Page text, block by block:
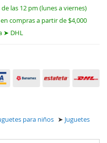
las 12 pm (lunes a viernes)
compras a partir de $4,000
➤ DHL
para niños ➤ Juguetes